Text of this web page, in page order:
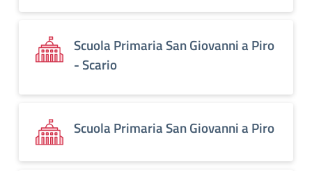
Scuola Primaria San Giovanni a Piro
- Scario
Scuola Primaria San Giovanni a Piro